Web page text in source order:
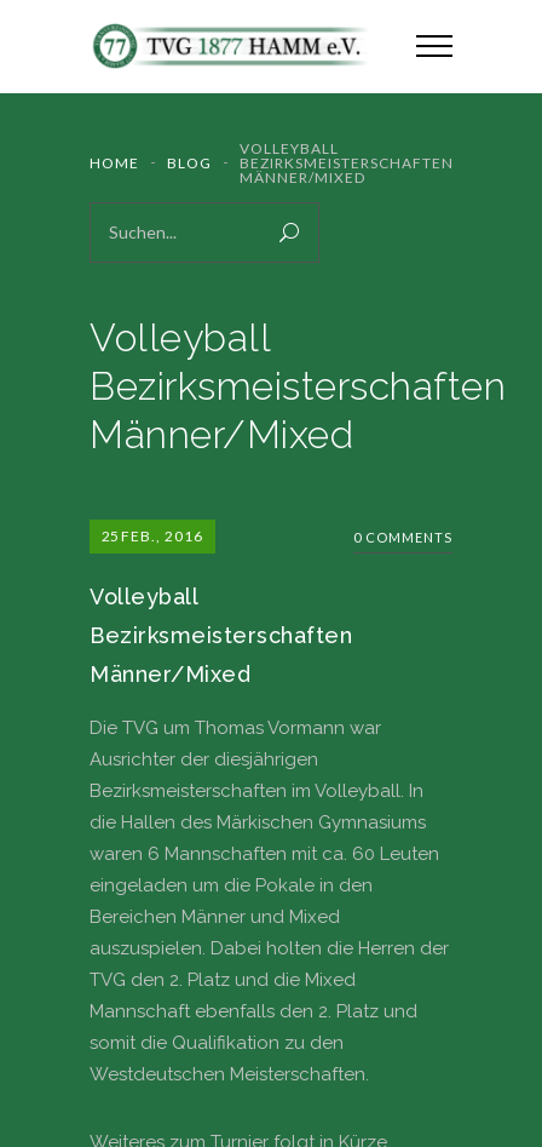
HOME BLOG
VOLLEYBALL
BEZIRKSMEISTERSCHAFTEN
MÄNNER/MIXED
Volleyball
Bezirksmeisterschaften
Männer/Mixed
25 FEB., 2016 0 COMMENTS
Volleyball
Bezirksmeisterschaften
Männer/Mixed
Die TVG um Thomas Vormann war
Ausrichter der diesjährigen
Bezirksmeisterschaften im Volleyball. In
die Hallen des Märkischen Gymnasiums
waren 6 Mannschaften mit ca. 60 Leuten
eingeladen um die Pokale in den
Bereichen Männer und Mixed
auszuspielen. Dabei holten die Herren der
TVG den 2. Platz und die Mixed
Mannschaft ebenfalls den 2. Platz und
somit die Qualifikation zu den
Westdeutschen Meisterschaften.
Weiteres zum Turnier folgt in Kürze.